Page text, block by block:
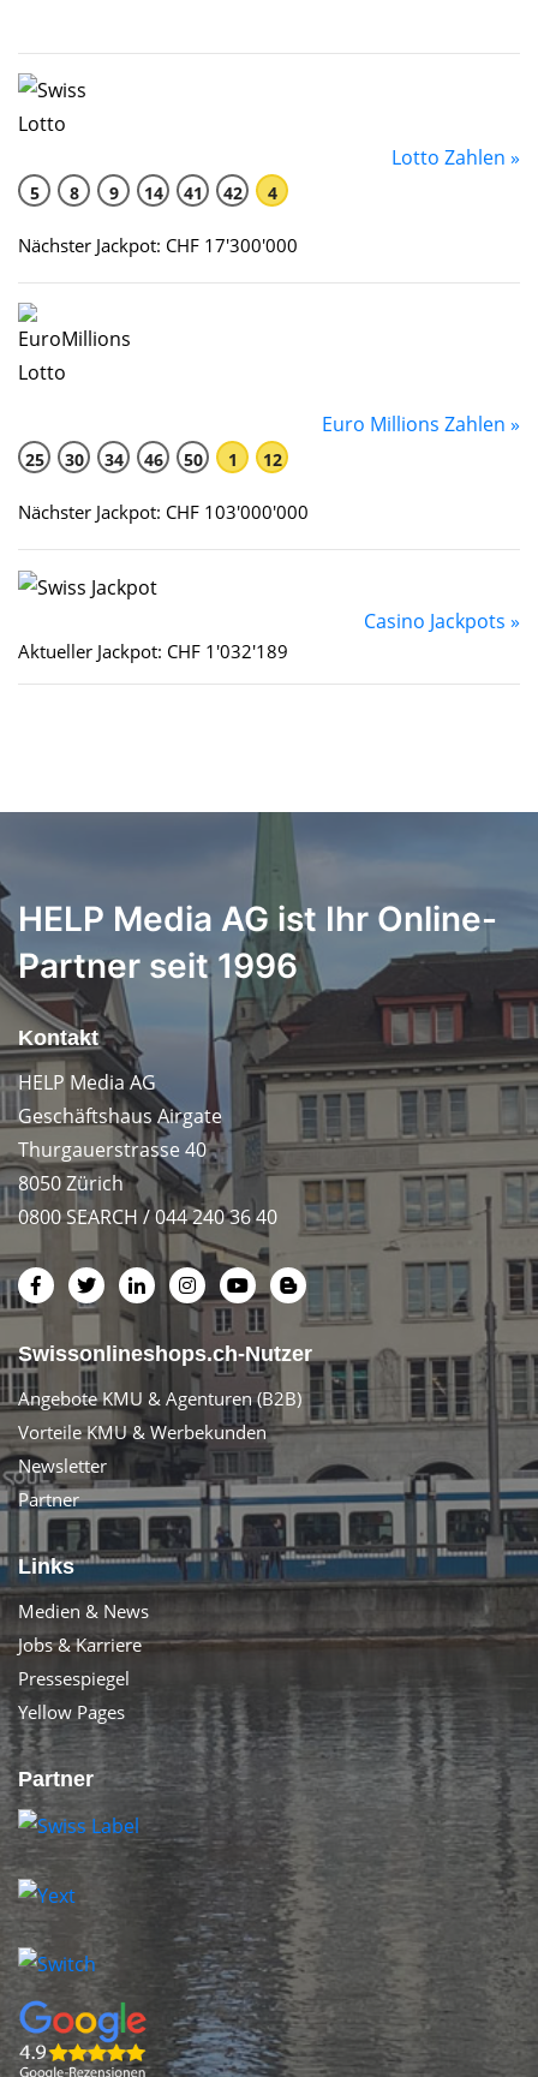
Lotto Zahlen »
5 8 9 14 41 42 4
Nächster Jackpot: CHF 17'300'000
Euro Millions Zahlen »
25 30 34 46 50 1 12
Nächster Jackpot: CHF 103'000'000
Casino Jackpots »
Aktueller Jackpot: CHF 1'032'189
HELP Media AG ist Ihr Online-
Partner seit 1996
Kontakt
HELP Media AG
Geschäftshaus Airgate
Thurgauerstrasse 40
8050 Zürich
0800 SEARCH / 044 240 36 40
Swissonlineshops.ch-Nutzer
Angebote KMU & Agenturen (B2B)
Vorteile KMU & Werbekunden
Newsletter
Partner
Links
Medien & News
Jobs & Karriere
Pressespiegel
Yellow Pages
Partner